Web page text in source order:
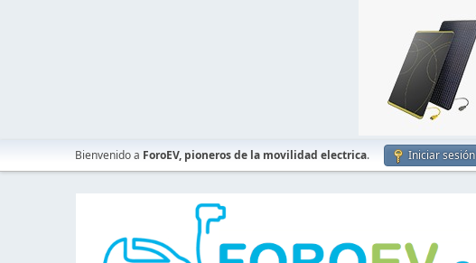
Bienvenido a ForoEV, pioneros de la movilidad electrica. Iniciar sesión